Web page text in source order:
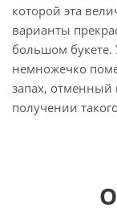
которой эта
варианты
большом букете.
немножечко
запах,
получении